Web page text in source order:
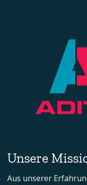
Unsere
Aus unserer